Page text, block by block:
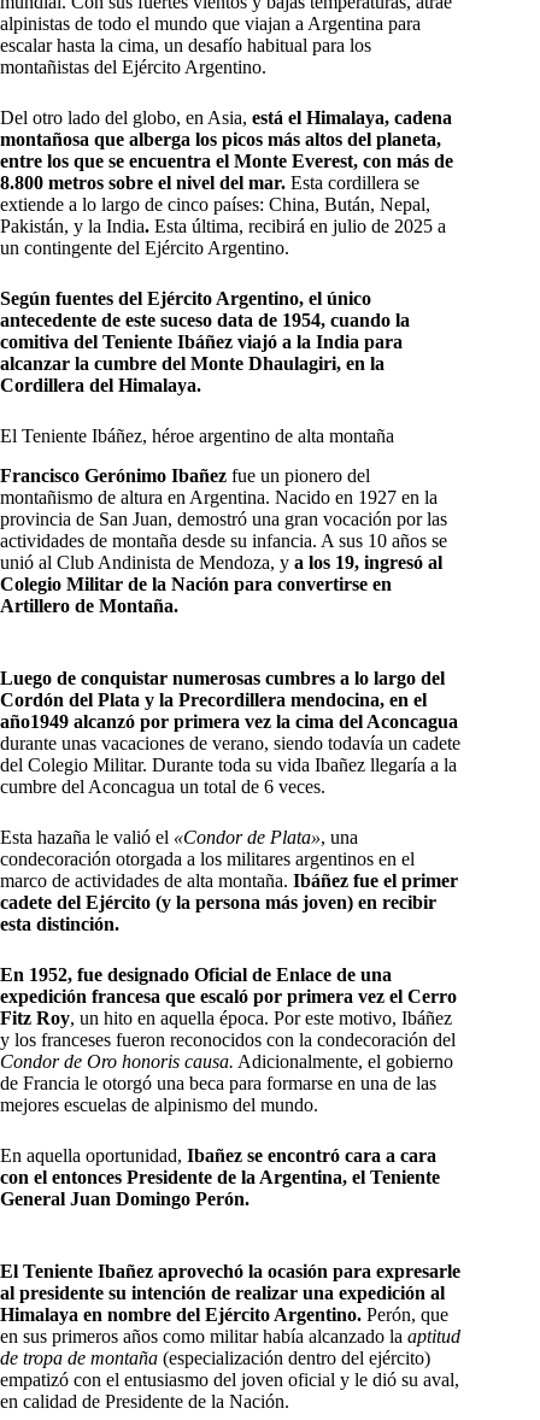
alpinistas de todo el mundo que viajan a Argentina para
escalar hasta la cima, un desafío habitual para los
montañistas del Ejército Argentino.
Del otro lado del globo, en Asia, está el Himalaya, cadena
montañosa que alberga los picos más altos del planeta,
entre los que se encuentra el Monte Everest, con más de
8.800 metros sobre el nivel del mar. Esta cordillera se
extiende a lo largo de cinco países: China, Bután, Nepal,
Pakistán, y la India. Esta última, recibirá en julio de 2025 a
un contingente del Ejército Argentino.
Según fuentes del Ejército Argentino, el único
antecedente de este suceso data de 1954, cuando la
comitiva del Teniente Ibáñez viajó a la India para
alcanzar la cumbre del Monte Dhaulagiri, en la
Cordillera del Himalaya.
El Teniente Ibáñez, héroe argentino de alta montaña
Francisco Gerónimo Ibañez fue un pionero del
montañismo de altura en Argentina. Nacido en 1927 en la
provincia de San Juan, demostró una gran vocación por las
actividades de montaña desde su infancia. A sus 10 años se
unió al Club Andinista de Mendoza, y a los 19, ingresó al
Colegio Militar de la Nación para convertirse en
Artillero de Montaña.
Luego de conquistar numerosas cumbres a lo largo del
Cordón del Plata y la Precordillera mendocina, en el
año1949 alcanzó por primera vez la cima del Aconcagua
durante unas vacaciones de verano, siendo todavía un cadete
del Colegio Militar. Durante toda su vida Ibañez llegaría a la
cumbre del Aconcagua un total de 6 veces.
Esta hazaña le valió el «Condor de Plata», una
condecoración otorgada a los militares argentinos en el
marco de actividades de alta montaña. Ibáñez fue el primer
cadete del Ejército (y la persona más joven) en recibir
esta distinción.
En 1952, fue designado Oficial de Enlace de una
expedición francesa que escaló por primera vez el Cerro
Fitz Roy, un hito en aquella época. Por este motivo, Ibáñez
y los franceses fueron reconocidos con la condecoración del
Condor de Oro honoris causa. Adicionalmente, el gobierno
de Francia le otorgó una beca para formarse en una de las
mejores escuelas de alpinismo del mundo.
En aquella oportunidad, Ibañez se encontró cara a cara
con el entonces Presidente de la Argentina, el Teniente
General Juan Domingo Perón.
El Teniente Ibañez aprovechó la ocasión para expresarle
al presidente su intención de realizar una expedición al
Himalaya en nombre del Ejército Argentino. Perón, que
en sus primeros años como militar había alcanzado la aptitud
de tropa de montaña (especialización dentro del ejército)
empatizó con el entusiasmo del joven oficial y le dió su aval,
en calidad de Presidente de la Nación.